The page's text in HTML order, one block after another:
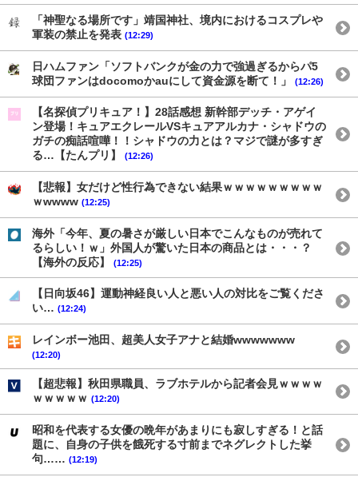
「神聖なる場所です」靖国神社、境内におけるコスプレや
軍装の禁止を発表 (12:29)
日ハムファン「ソフトバンクが金の力で強過ぎるからパ5
球団ファンはdocomoかauにして資金源を断て！」
(12:26)
【名探偵プリキュア！】28話感想 新幹部デッチ・アゲイ
ン登場！キュアエクレールVSキュアアルカナ・シャドウの
ガチの痴話喧嘩！！シャドウの力とは？マジで謎が多すぎ
る…【たんプリ】
(12:26)
【悲報】女だけど性行為できない結果ｗｗｗｗｗｗｗｗｗ
ｗwwww (12:25)
海外「今年、夏の暑さが厳しい日本でこんなものが売れて
るらしい！ｗ」外国人が驚いた日本の商品とは・・・？
【海外の反応】
(12:25)
【日向坂46】運動神経良い人と悪い人の対比をご覧くださ
い… (12:24)
レインボー池田、超美人女子アナと結婚wwwwwww
(12:20)
【超悲報】秋田県職員、ラブホテルから記者会見ｗｗｗｗ
ｗｗｗｗｗ (12:20)
昭和を代表する女優の晩年があまりにも寂しすぎる！と話
題に、自身の子供を餓死する寸前までネグレクトした挙
句…… (12:19)